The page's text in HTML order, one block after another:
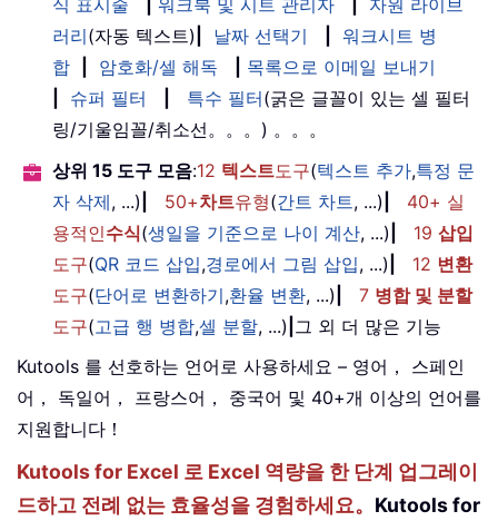
식 표시줄
워크북 및 시트 관리자
자원 라이브
러리(자동 텍스트) 날짜 선택기
워크시트 병
합
암호화/셀 해독
목록으로 이메일 보내기
슈퍼 필터 특수 필터(굵은 글꼴이 있는 셀 필터
링/기울임꼴/취소선。。。) 。。。
상위 15 도구 모음:12 텍스트도구(텍스트 추가,특정 문
자 삭제, ...) 50+차트유형(간트 차트, ...)
40+ 실
용적인수식(생일을 기준으로 나이 계산, ...) 19 삽입
도구(QR 코드 삽입,경로에서 그림 삽입, ...) 12 변환
도구(단어로 변환하기,환율 변환, ...) 7 병합 및 분할
도구(고급 행 병합,셀 분할, ...) 그 외 더 많은 기능
Kutools 를 선호하는 언어로 사용하세요 – 영어， 스페인
어， 독일어， 프랑스어， 중국어 및 40+개 이상의 언어를
지원합니다！
Kutools for Excel 로 Excel 역량을 한 단계 업그레이
드하고 전례 없는 효율성을 경험하세요。 Kutools for